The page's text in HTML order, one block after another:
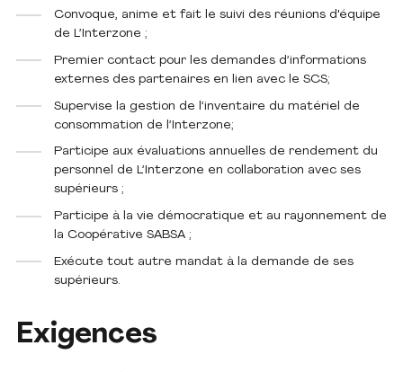
Convoque, anime et fait le suivi des réunions d'équipe
de L’Interzone ;
Premier contact pour les demandes d’informations
externes des partenaires en lien avec le SCS;
Supervise la gestion de l’inventaire du matériel de
consommation de l’Interzone;
Participe aux évaluations annuelles de rendement du
personnel de L’Interzone en collaboration avec ses
supérieurs ;
Participe à la vie démocratique et au rayonnement de
la Coopérative SABSA ;
Exécute tout autre mandat à la demande de ses
supérieurs.
Exigences